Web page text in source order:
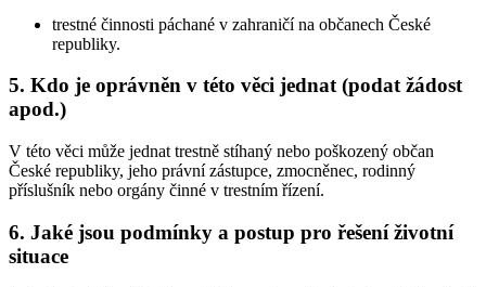
trestné činnosti páchané v zahraničí na občanech České
republiky.
5. Kdo je oprávněn v této věci jednat (podat žádost
apod.)
V této věci může jednat trestně stíhaný nebo poškozený občan
České republiky, jeho právní zástupce, zmocněnec, rodinný
příslušník nebo orgány činné v trestním řízení.
6. Jaké jsou podmínky a postup pro řešení životní
situace